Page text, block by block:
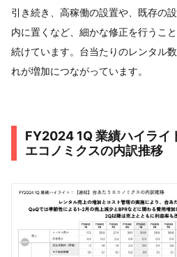
引き続き、高稼働の設置や、既存の
内に置くなど、細かな修正を行うこ
続けています。台当たりのレンタル
れが増加につながっています。
FY2024 1Q 業績ハイライ
エコノミクスの内訳推移